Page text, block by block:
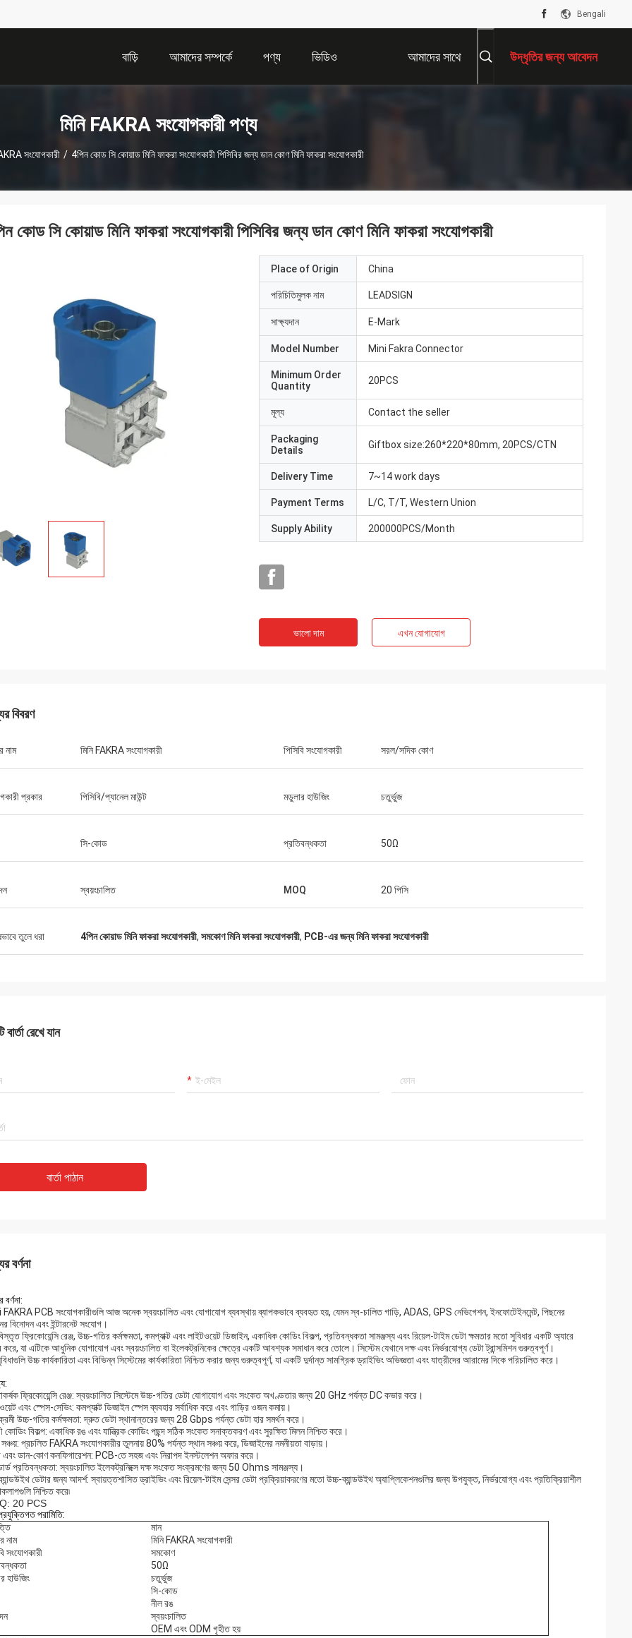
Bengali
বাড়ি আমাদের সম্পর্কে পণ্য ভিডিও আমাদের সাথে উদ্ধৃতির জন্য আবেদন
মিনি FAKRA সংযোগকারী পণ্য
সংযোগকারী / 4পিন কোড সি কোয়াড মিনি ফাকরা সংযোগকারী পিসিবির জন্য ডান কোণ মিনি ফাকরা সংযোগকারী
কোড সি কোয়াড মিনি ফাকরা সংযোগকারী পিসিবির জন্য ডান কোণ মিনি ফাকরা সংযোগকারী
Place of Origin China
পরিচিতিমুলক নাম LEADSIGN
সাক্ষ্যদান E-Mark
Model Number Mini Fakra Connector
Minimum Order
Quantity
20PCS
মূল্য Contact the seller
Packaging
Details
Giftbox size:260*220*80mm, 20PCS/CTN
Delivery Time 7~14 work days
Payment Terms L/C, T/T, Western Union
Supply Ability 200000PCS/Month
ভালো দাম এখন যোগাযোগ
বিবরণ
নাম মিনি FAKRA সংযোগকারী পিসিবি সংযোগকারী সরল/সদিক কোণ
প্রকার পিসিবি/প্যানেল মাউন্ট মডুলার হাউজিং চতুর্ভুজ
সি-কোড প্রতিবন্ধকতা 50Ω
স্বয়ংচালিত MOQ 20 পিসি
তুলে ধরা 4পিন কোয়াড মিনি ফাকরা সংযোগকারী, সমকোণ মিনি ফাকরা সংযোগকারী, PCB-এর জন্য মিনি ফাকরা সংযোগকারী
বার্তা রেখে যান
বার্তা পাঠান
বর্ণনা
বর্ণনা:
PCB সংযোগকারীগুলি আজ অনেক স্বয়ংচালিত এবং যোগাযোগ ব্যবস্থায় ব্যাপকভাবে ব্যবহৃত হয়, যেমন স্ব-চালিত গাড়ি, ADAS, GPS নেভিগেশন, ইনফোটেইনমেন্ট, পিছনের
বিনোদন এবং ইন্টারনেট সংযোগ।
ফ্রিকোয়েন্সি রেঞ্জ, উচ্চ-গতির কর্মক্ষমতা, কমপ্যাক্ট এবং লাইটওয়েট ডিজাইন, একাধিক কোডিং বিকল্প, প্রতিবন্ধকতা সামঞ্জস্য এবং রিয়েল-টাইম ডেটা ক্ষমতার মতো সুবিধার একটি অ্যারে
যা এটিকে আধুনিক যোগাযোগ এবং স্বয়ংচালিত বা ইলেকট্রনিকের ক্ষেত্রে একটি আবশ্যক সমাধান করে তোলে। সিস্টেম যেখানে দক্ষ এবং নির্ভরযোগ্য ডেটা ট্রান্সমিশন গুরুত্বপূর্ণ।
উচ্চ কার্যকারিতা এবং বিভিন্ন সিস্টেমের কার্যকারিতা নিশ্চিত করার জন্য গুরুত্বপূর্ণ, যা একটি দুর্দান্ত সামগ্রিক ড্রাইভিং অভিজ্ঞতা এবং যাত্রীদের আরামের দিকে পরিচালিত করে।
ফ্রিকোয়েন্সি রেঞ্জ: স্বয়ংচালিত সিস্টেমে উচ্চ-গতির ডেটা যোগাযোগ এবং সংকেত অখণ্ডতার জন্য 20 GHz পর্যন্ত DC কভার করে।
এবং স্পেস-সেভিং: কমপ্যাক্ট ডিজাইন স্পেস ব্যবহার সর্বাধিক করে এবং গাড়ির ওজন কমায়।
উচ্চ-গতির কর্মক্ষমতা: দ্রুত ডেটা স্থানান্তরের জন্য 28 Gbps পর্যন্ত ডেটা হার সমর্থন করে।
কোডিং বিকল্প: একাধিক রঙ এবং যান্ত্রিক কোডিং পছন্দ সঠিক সংকেত সনাক্তকরণ এবং সুরক্ষিত মিলন নিশ্চিত করে।
প্রচলিত FAKRA সংযোগকারীর তুলনায় 80% পর্যন্ত স্থান সঞ্চয় করে, ডিজাইনের নমনীয়তা বাড়ায়।
এবং ডান-কোণ কনফিগারেশন: PCB-তে সহজ এবং নিরাপদ ইনস্টলেশন অফার করে।
প্রতিবন্ধকতা: স্বয়ংচালিত ইলেকট্রনিক্সে দক্ষ সংকেত সংক্রমণের জন্য 50 Ohms সামঞ্জস্য।
ডেটার জন্য আদর্শ: স্বায়ত্তশাসিত ড্রাইভিং এবং রিয়েল-টাইম সেন্সর ডেটা প্রক্রিয়াকরণের মতো উচ্চ-ব্যান্ডউইথ অ্যাপ্লিকেশনগুলির জন্য উপযুক্ত, নির্ভরযোগ্য এবং প্রতিক্রিয়াশীল
নিশ্চিত করে৷
20 PCS
পরামিতি:
মান
নাম
মিনি FAKRA সংযোগকারী
সংযোগকারী
সমকোণ
50Ω
হাউজিং
চতুর্ভুজ
সি-কোড
নীল রঙ
স্বয়ংচালিত
OEM এবং ODM গৃহীত হয়